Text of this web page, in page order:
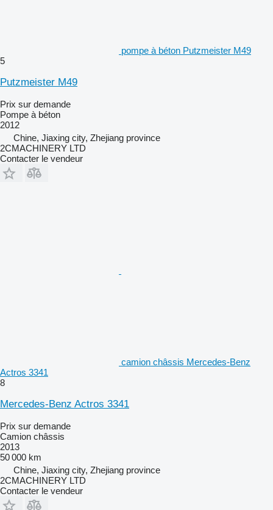
pompe à béton Putzmeister M49
5
Putzmeister M49
Prix sur demande
Pompe à béton
2012
Chine, Jiaxing city, Zhejiang province
2CMACHINERY LTD
Contacter le vendeur
camion châssis Mercedes-Benz
Actros 3341
8
Mercedes-Benz Actros 3341
Prix sur demande
Camion châssis
2013
50 000 km
Chine, Jiaxing city, Zhejiang province
2CMACHINERY LTD
Contacter le vendeur